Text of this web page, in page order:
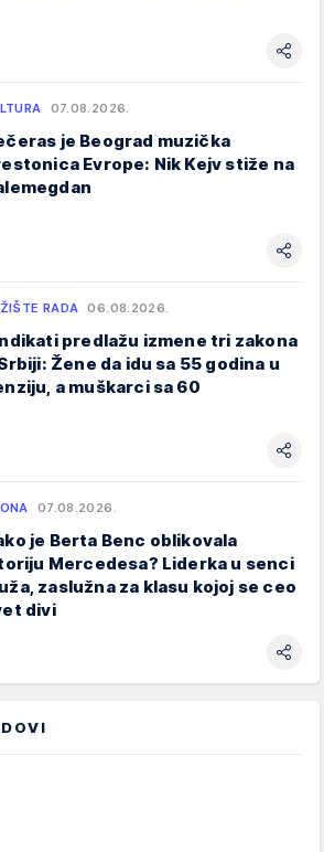
07.08.2026.
je Beograd muzička
Evrope: Nik Kejv stiže na
RADA 06.08.2026.
predlažu izmene tri zakona
Žene da idu sa 55 godina u
a muškarci sa 60
07.08.2026.
je Berta Benc oblikovala
Mercedesa? Liderka u senci
zaslužna za klasu kojoj se ceo
divi